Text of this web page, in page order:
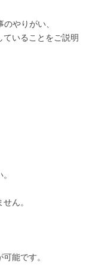
やりがい、
ていることをご説明
ん。
能です。